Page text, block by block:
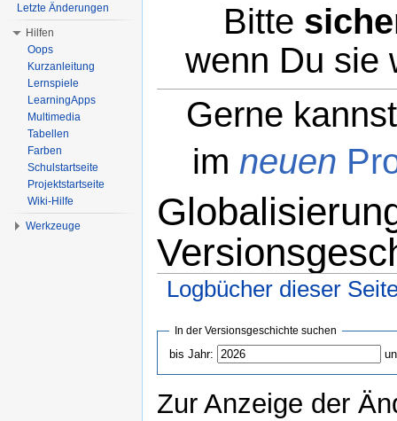
Bitte
wenn Du sie
Gerne
im neuen
Logbücher dieser
In der Versionsgeschichte suchen
bis Jahr:
Zur Anzeige der
Letzte Änderungen
Hilfen
Oops
Kurzanleitung
Lernspiele
LearningApps
Multimedia
Tabellen
Farben
Schulstartseite
Projektstartseite
Wiki-Hilfe
Werkzeuge